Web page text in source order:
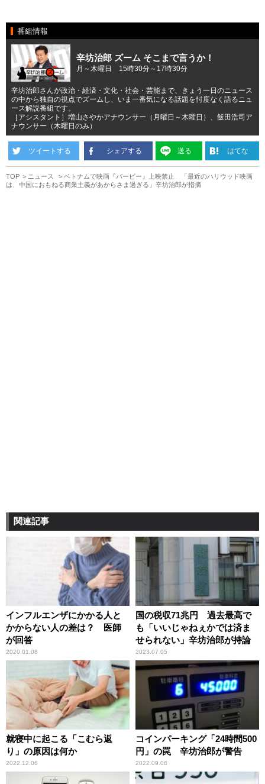
番組情報
辛坊治郎 ズーム そこまで言うか！
月～木曜日 15時30分～17時30分
辛坊治郎さんが政治・経済・文化・社会・芸能まで、きょう一日のニュース
の中から独自の視点でズームし、いま一番気になる話題を忖度なく語るニュ
ース解説番組です。
［アシスタント］増山さやかアナウンサー（月曜日～木曜日）、飯田浩司ア
ナウンサー（木曜日のみ）
ツイートする シェアする 送る はてな
TOP ニュース
ベトナムで映画『バービー』上映禁止 「最近のハリウッド映画
は、中国におもねる商業主義があからさま過ぎる」辛坊治郎が指摘
関連記事
インフルエンザにかかる人と
かからない人の差は？ 医師
が回答
2020.01.08
国の税収71兆円 過去最高で
も「いいじゃねぇかでは済ま
せられない」辛坊治郎が持論
2023.07.05
就寝中に起こる「こむら返
り」の原因は何か
2022.12.06
コインパーキング「24時間500
円」の罠 辛坊治郎が警告
2022.09.06